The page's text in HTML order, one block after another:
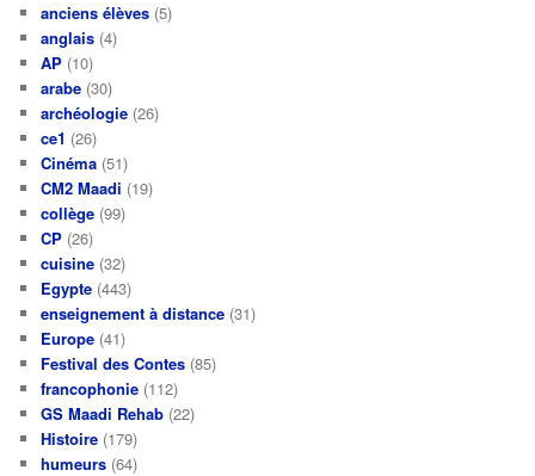
anciens élèves (5)
anglais (4)
AP (10)
arabe (30)
archéologie (26)
ce1 (26)
Cinéma (51)
CM2 Maadi (19)
collège (99)
CP (26)
cuisine (32)
Egypte (443)
enseignement à distance (31)
Europe (41)
Festival des Contes (85)
francophonie (112)
GS Maadi Rehab (22)
Histoire (179)
humeurs (64)